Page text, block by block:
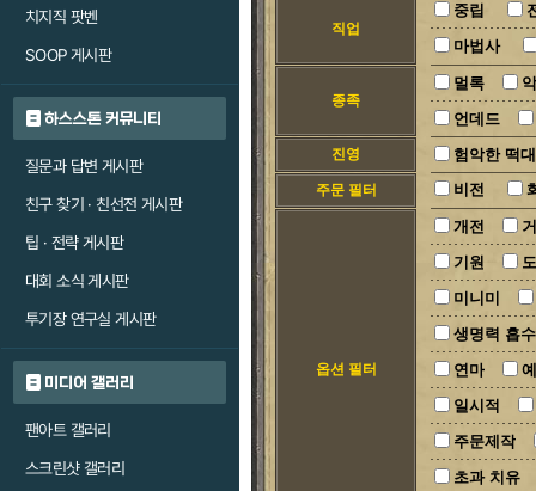
치지직 팟벤
SOOP 게시판
하스스톤 커뮤니티
질문과 답변 게시판
친구 찾기 · 친선전 게시판
팁 · 전략 게시판
대회 소식 게시판
투기장 연구실 게시판
미디어 갤러리
팬아트 갤러리
스크린샷 갤러리
직업
중립
마법사
종족
멀록
언데드
진영 험악한 떡
주문 필터 비전
옵션 필터
개전
기원
미니미
생명력 흡수
연마
일시적
주문제작
초과 치유